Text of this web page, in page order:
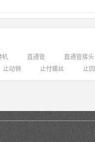
机 直通管
直通管接头
止动销 止付螺丝 止